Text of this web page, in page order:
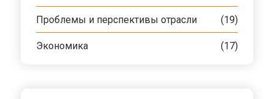
Проблемы и перспективы отрасли (19)
Экономика (17)